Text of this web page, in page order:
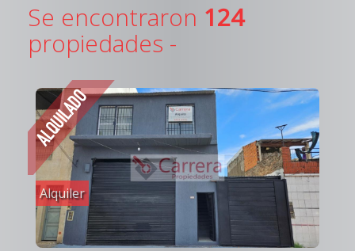
Se encontraron 124
propiedades -
Alquiler